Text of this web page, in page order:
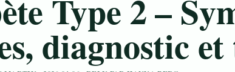
Type 2 –
diagnostic